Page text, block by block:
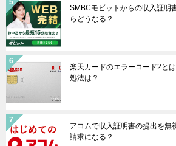
SMBCモビットからの収入証明
らどうなる？
楽天カードのエラーコード2と
処法は？
アコムで収入証明書の提出を無
請求になる？